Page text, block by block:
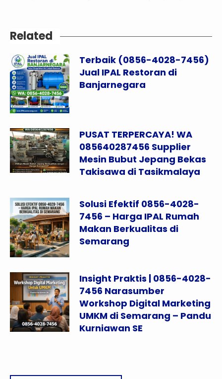
Related
Terbaik (0856-4028-7456)
Jual IPAL Restoran di
Banjarnegara
PUSAT TERPERCAYA! WA
085640287456 Supplier
Mesin Bubut Jepang Bekas
Takisawa di Tasikmalaya
Solusi Efektif 0856-4028-
7456 – Harga IPAL Rumah
Makan Berkualitas di
Semarang
Insight Praktis | 0856-4028-
7456 Narasumber
Workshop Digital Marketing
UMKM di Semarang – Pandu
Kurniawan SE